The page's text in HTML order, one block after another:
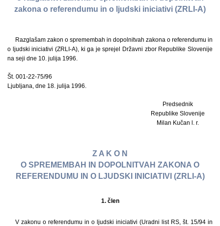
zakona o referendumu in o ljudski iniciativi (ZRLI-A)
Razglašam zakon o spremembah in dopolnitvah zakona o referendumu in
o ljudski iniciativi (ZRLI-A), ki ga je sprejel Državni zbor Republike Slovenije
na seji dne 10. julija 1996.
Št. 001-22-75/96
Ljubljana, dne 18. julija 1996.
Predsednik
Republike Slovenije
Milan Kučan l. r.
Z A K O N
O SPREMEMBAH IN DOPOLNITVAH ZAKONA O
REFERENDUMU IN O LJUDSKI INICIATIVI (ZRLI-A)
1. člen
V zakonu o referendumu in o ljudski iniciativi (Uradni list RS, št. 15/94 in